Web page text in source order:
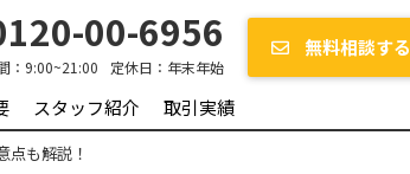
00-6956
： 9:00~21:00 定休日： 年末年始
無料相談する
スタッフ紹介 取引実績
点も解説！